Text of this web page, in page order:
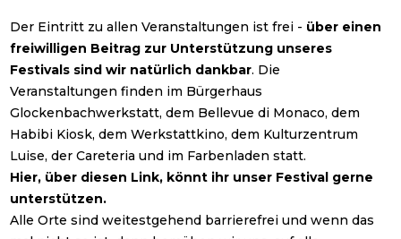
Der Eintritt zu allen Veranstaltungen ist frei - über einen
freiwilligen Beitrag zur Unterstützung unseres
Festivals sind wir natürlich dankbar. Die
Veranstaltungen finden im Bürgerhaus
Glockenbachwerkstatt, dem Bellevue di Monaco, dem
Habibi Kiosk, dem Werkstattkino, dem Kulturzentrum
Luise, der Careteria und im Farbenladen statt.
Hier, über diesen Link, könnt ihr unser Festival gerne
unterstützen.
Alle Orte sind weitestgehend barrierefrei und wenn das